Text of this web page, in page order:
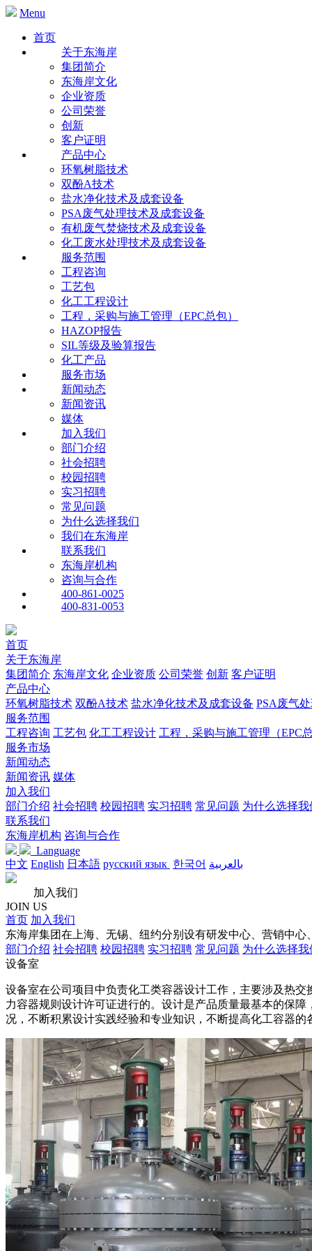
Menu
首页
关于东海岸
集团简介
东海岸文化
企业资质
公司荣誉
创新
客户证明
产品中心
环氧树脂技术
双酚A技术
盐水净化技术及成套设备
PSA废气处理技术及成套设备
有机废气焚烧技术及成套设备
化工废水处理技术及成套设备
服务范围
工程咨询
工艺包
化工工程设计
工程，采购与施工管理（EPC总包）
HAZOP报告
SIL等级及验算报告
化工产品
服务市场
新闻动态
新闻资讯
媒体
加入我们
部门介绍
社会招聘
校园招聘
实习招聘
常见问题
为什么选择我们
我们在东海岸
联系我们
东海岸机构
咨询与合作
400-861-0025
400-831-0053
首页
关于东海岸
集团简介 东海岸文化 企业资质 公司荣誉 创新 客户证明
产品中心
环氧树脂技术 双酚A技术 盐水净化技术及成套设备 PSA废气
服务范围
工程咨询 工艺包 化工工程设计 工程，采购与施工管理（EPC
服务市场
新闻动态
新闻资讯 媒体
加入我们
部门介绍 社会招聘 校园招聘 实习招聘 常见问题 为什么选择我
联系我们
东海岸机构 咨询与合作
Language
中文 English 日本語 русский язык 한국어 بالعربية
加入我们
JOIN US
首页 加入我们
东海岸集团在上海、无锡、纽约分别设有研发中心、营销中
部门介绍 社会招聘 校园招聘 实习招聘 常见问题 为什么选择我
设备室
设备室在公司项目中负责化工类容器设计工作，主要涉及热
力容器规则设计许可证进行的。设计是产品质量最基本的保
况，不断积累设计实践经验和专业知识，不断提高化工容器